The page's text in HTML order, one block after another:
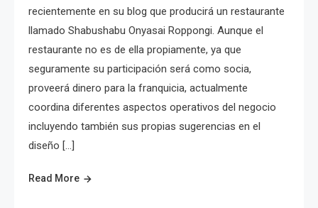
recientemente en su blog que producirá un restaurante
llamado Shabushabu Onyasai Roppongi. Aunque el
restaurante no es de ella propiamente, ya que
seguramente su participación será como socia,
proveerá dinero para la franquicia, actualmente
coordina diferentes aspectos operativos del negocio
incluyendo también sus propias sugerencias en el
diseño […]
Read More